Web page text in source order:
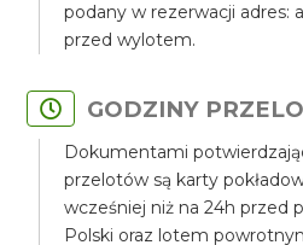
podany w rezerwacji adres:
przed wylotem.
GODZINY
Dokumentami
przelotów są karty
wcześniej niż na 24h przed
Polski oraz lotem